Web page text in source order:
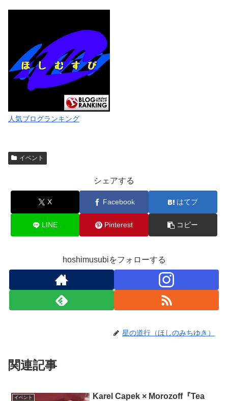
人気ブログランキング
イベント
シェアする
X Facebook はてブ
LINE Pinterest コピー
hoshimusubiをフォローする
星の道行（ほしのみちゆき）
関連記事
イベント
Karel Capek × Morozoff『Tea